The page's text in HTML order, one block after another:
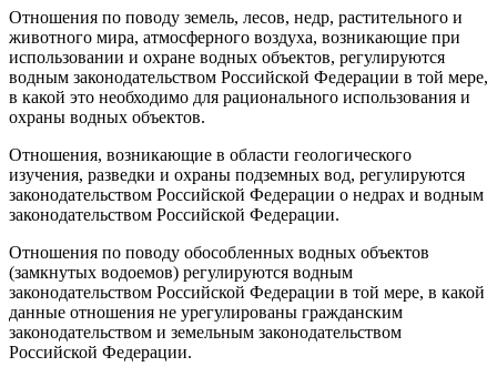
Отношения по поводу земель, лесов, недр, растительного и
животного мира, атмосферного воздуха, возникающие при
использовании и охране водных объектов, регулируются
водным законодательством Российской Федерации в той мере,
в какой это необходимо для рационального использования и
охраны водных объектов.
Отношения, возникающие в области геологического
изучения, разведки и охраны подземных вод, регулируются
законодательством Российской Федерации о недрах и водным
законодательством Российской Федерации.
Отношения по поводу обособленных водных объектов
(замкнутых водоемов) регулируются водным
законодательством Российской Федерации в той мере, в какой
данные отношения не урегулированы гражданским
законодательством и земельным законодательством
Российской Федерации.